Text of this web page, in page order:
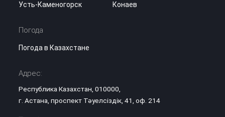
Усть-Каменогорск
Конаев
Погода
Погода в Казахстане
Адрес:
Республика Казахстан, 010000,
г. Астана, проспект Тәуелсіздік, 41, оф. 214